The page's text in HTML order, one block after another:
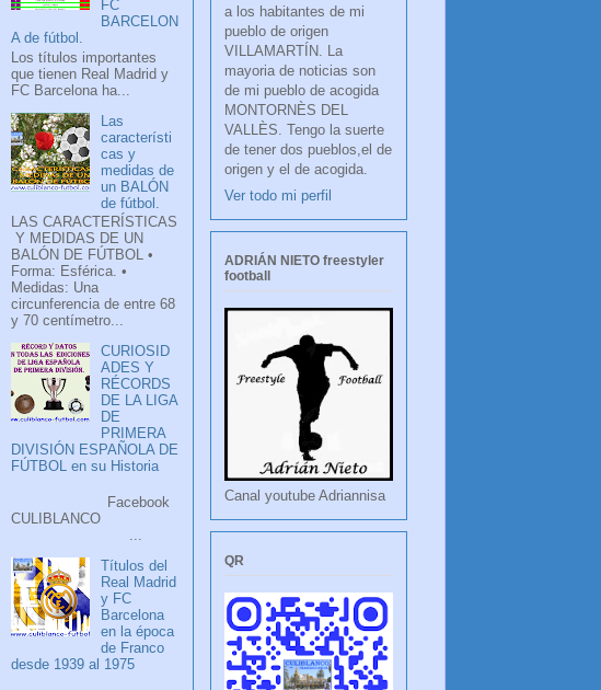
FC
BARCELON
A de fútbol.
Los títulos importantes
que tienen Real Madrid y
FC Barcelona ha...
Las
característi
cas y
medidas de
un BALÓN
de fútbol.
LAS CARACTERÍSTICAS
Y MEDIDAS DE UN
BALÓN DE FÚTBOL •
Forma: Esférica. •
Medidas: Una
circunferencia de entre 68
y 70 centímetro...
CURIOSID
ADES Y
RÉCORDS
DE LA LIGA
DE
PRIMERA
DIVISIÓN ESPAÑOLA DE
FÚTBOL en su Historia
Facebook
CULIBLANCO
...
Títulos del
Real Madrid
y FC
Barcelona
en la época
de Franco
desde 1939 al 1975
a los habitantes de mi
pueblo de origen
VILLAMARTÍN. La
mayoria de noticias son
de mi pueblo de acogida
MONTORNÈS DEL
VALLÈS. Tengo la suerte
de tener dos pueblos,el de
origen y el de acogida.
Ver todo mi perfil
ADRIÁN NIETO freestyler
football
Canal youtube Adriannisa
QR